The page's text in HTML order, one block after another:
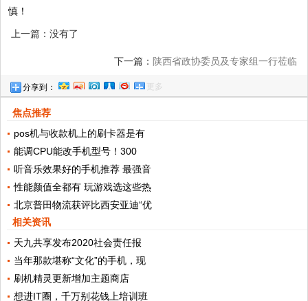
慎！
上一篇：没有了
下一篇： 陕西省政协委员及专家组一行莅临
分享到： 更多
焦点推荐
pos机与收款机上的刷卡器是有
能调CPU能改手机型号！300
听音乐效果好的手机推荐 最强音
性能颜值全都有 玩游戏选这些热
北京普田物流获评比西安亚迪“优
相关资讯
天九共享发布2020社会责任报
当年那款堪称“文化”的手机，现
刷机精灵更新增加主题商店
想进IT圈，千万别花钱上培训班